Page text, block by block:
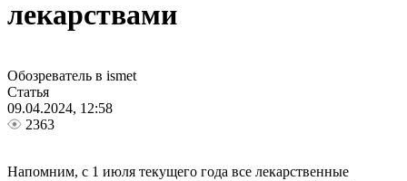
лекарствами
Обозреватель в ismet
Статья
09.04.2024, 12:58
2363
Напомним, с 1 июля текущего года все лекарственные